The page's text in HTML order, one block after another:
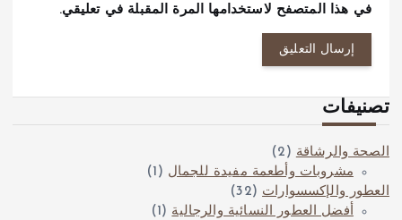
في هذا المتصفح لاستخدامها المرة المقبلة في تعليقي.
تصنيفات
الصحة والرشاقة(2)
مشروبات وأطعمة مفيدة للجمال(1)
العطور والإكسسوارات(32)
أفضل العطور النسائية والرجالية(1)